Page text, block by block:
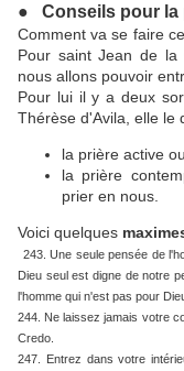
● Conseils pour la
Comment va se faire
Pour saint Jean de
nous allons pouvoir
Pour lui il y a deux
Thérèse d'Avila, elle le
la prière active
la prière
prier en nous.
Voici quelques
243. Une seule pensée de
Dieu seul est digne de notre
l'homme qui n'est pas pour
244. Ne laissez jamais votre
Credo.
247. Entrez dans votre